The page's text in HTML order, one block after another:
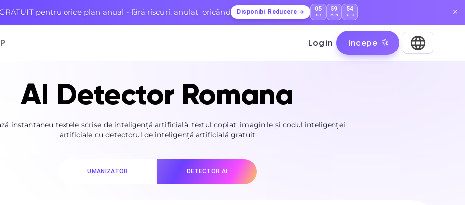
pentru orice plan anual - fără riscuri, anulați oricând Disponibil Reducere 05
HR
59
MIN
53
SEC
Log in Incepe
AI Detector Romana
instantaneu textele scrise de inteligență artificială, textul copiat, imaginile și codul inteligenței
artificiale cu detectorul de inteligență artificială gratuit
UMANIZATOR DETECTOR AI